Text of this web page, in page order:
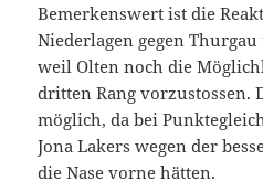
Bemerkenswert ist die
Niederlagen gegen
weil Olten noch die
dritten Rang vorzustossen.
möglich, da bei
Jona Lakers wegen der
die Nase vorne hätten.